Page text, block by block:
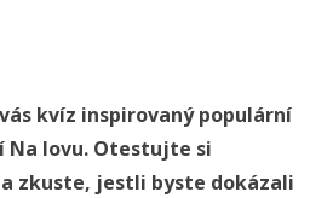
kvíz inspirovaný populární
Na lovu. Otestujte si
zkuste, jestli byste dokázali